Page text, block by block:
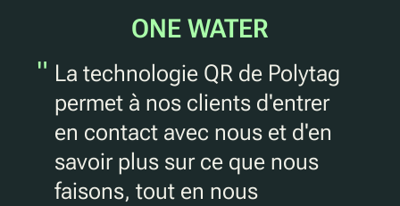
ONE WATER
" La technologie QR de Polytag
permet à nos clients d'entrer
en contact avec nous et d'en
savoir plus sur ce que nous
faisons, tout en nous